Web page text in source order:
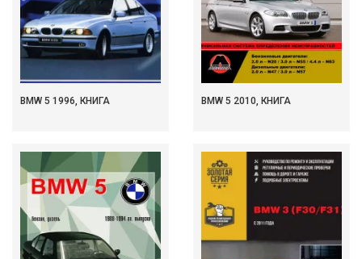
BMW 5 1996, КНИГА BMW 5 2010, КНИГА